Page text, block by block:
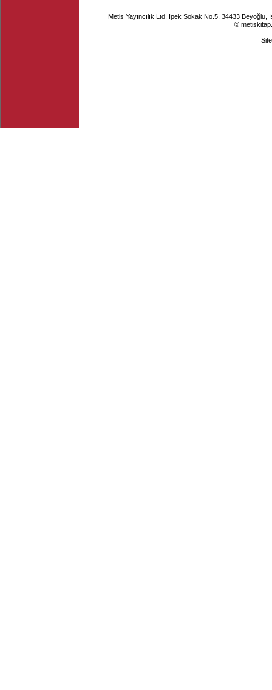
Metis Yayıncılık Ltd. İpek Sokak No.5, 34433
©